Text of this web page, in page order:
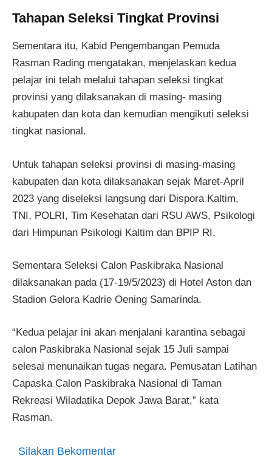
Tahapan Seleksi Tingkat Provinsi
Sementara itu, Kabid Pengembangan Pemuda
Rasman Rading mengatakan, menjelaskan kedua
pelajar ini telah melalui tahapan seleksi tingkat
provinsi yang dilaksanakan di masing- masing
kabupaten dan kota dan kemudian mengikuti seleksi
tingkat nasional.
Untuk tahapan seleksi provinsi di masing-masing
kabupaten dan kota dilaksanakan sejak Maret-April
2023 yang diseleksi langsung dari Dispora Kaltim,
TNI, POLRI, Tim Kesehatan dari RSU AWS, Psikologi
dari Himpunan Psikologi Kaltim dan BPIP RI.
Sementara Seleksi Calon Paskibraka Nasional
dilaksanakan pada (17-19/5/2023) di Hotel Aston dan
Stadion Gelora Kadrie Oening Samarinda.
“Kedua pelajar ini akan menjalani karantina sebagai
calon Paskibraka Nasional sejak 15 Juli sampai
selesai menunaikan tugas negara. Pemusatan Latihan
Capaska Calon Paskibraka Nasional di Taman
Rekreasi Wiladatika Depok Jawa Barat,” kata
Rasman.
Silakan Bekomentar